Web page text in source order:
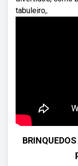
tabuleiro,.